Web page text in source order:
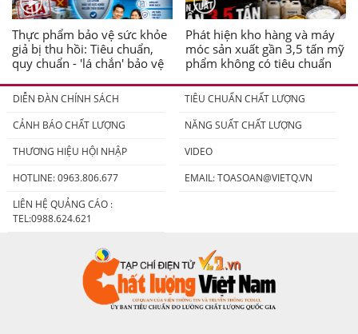
Thực phẩm bảo vệ sức khỏe
giả bị thu hồi: Tiêu chuẩn,
quy chuẩn - 'lá chắn' bảo vệ
Phát hiện kho hàng và máy
móc sản xuất gần 3,5 tấn mỹ
phẩm không có tiêu chuẩn
DIỄN ĐÀN CHÍNH SÁCH
TIÊU CHUẨN CHẤT LƯỢNG
CẢNH BÁO CHẤT LƯỢNG
NĂNG SUẤT CHẤT LƯỢNG
THƯƠNG HIỆU HỘI NHẬP
VIDEO
HOTLINE: 0963.806.677
EMAIL:TOASOAN@VIETQ.VN
LIÊN HỆ QUẢNG CÁO :
TEL:0988.624.621